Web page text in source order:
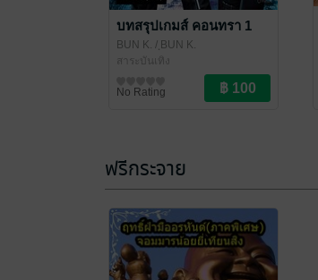
บทสรุปเกมส์ คอนทรา 1
BUN K. / ฺBUN K.
สาระบันเทิง
No Rating
ฟรีกระจาย